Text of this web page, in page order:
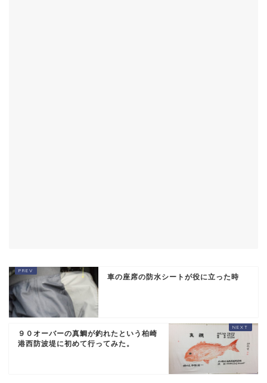
車の座席の防水シートが役に立った時
９０オーバーの真鯛が釣れたという柏崎
港西防波堤に初めて行ってみた。